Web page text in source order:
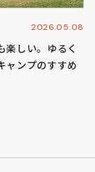
2026.05.08
楽しい。ゆるく
ャンプのすすめ